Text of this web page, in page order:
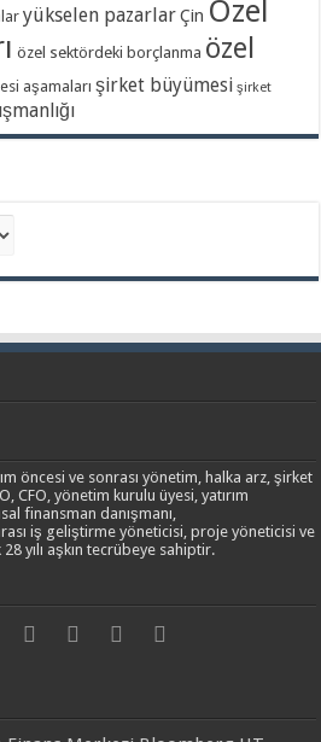
Başkanı Dağlıoğlu: Globalturk Capital’in
yükselen pazarlar Çin Özel
özel sektördeki borçlanma özel
aşamaları şirket büyümesi şirket
öncesi ve sonrası yönetim, halka arz, şirket
CFO, yönetim kurulu üyesi, yatırım
finansman danışmanı,
iş geliştirme yöneticisi, proje yöneticisi ve
yılı aşkın tecrübeye sahiptir.